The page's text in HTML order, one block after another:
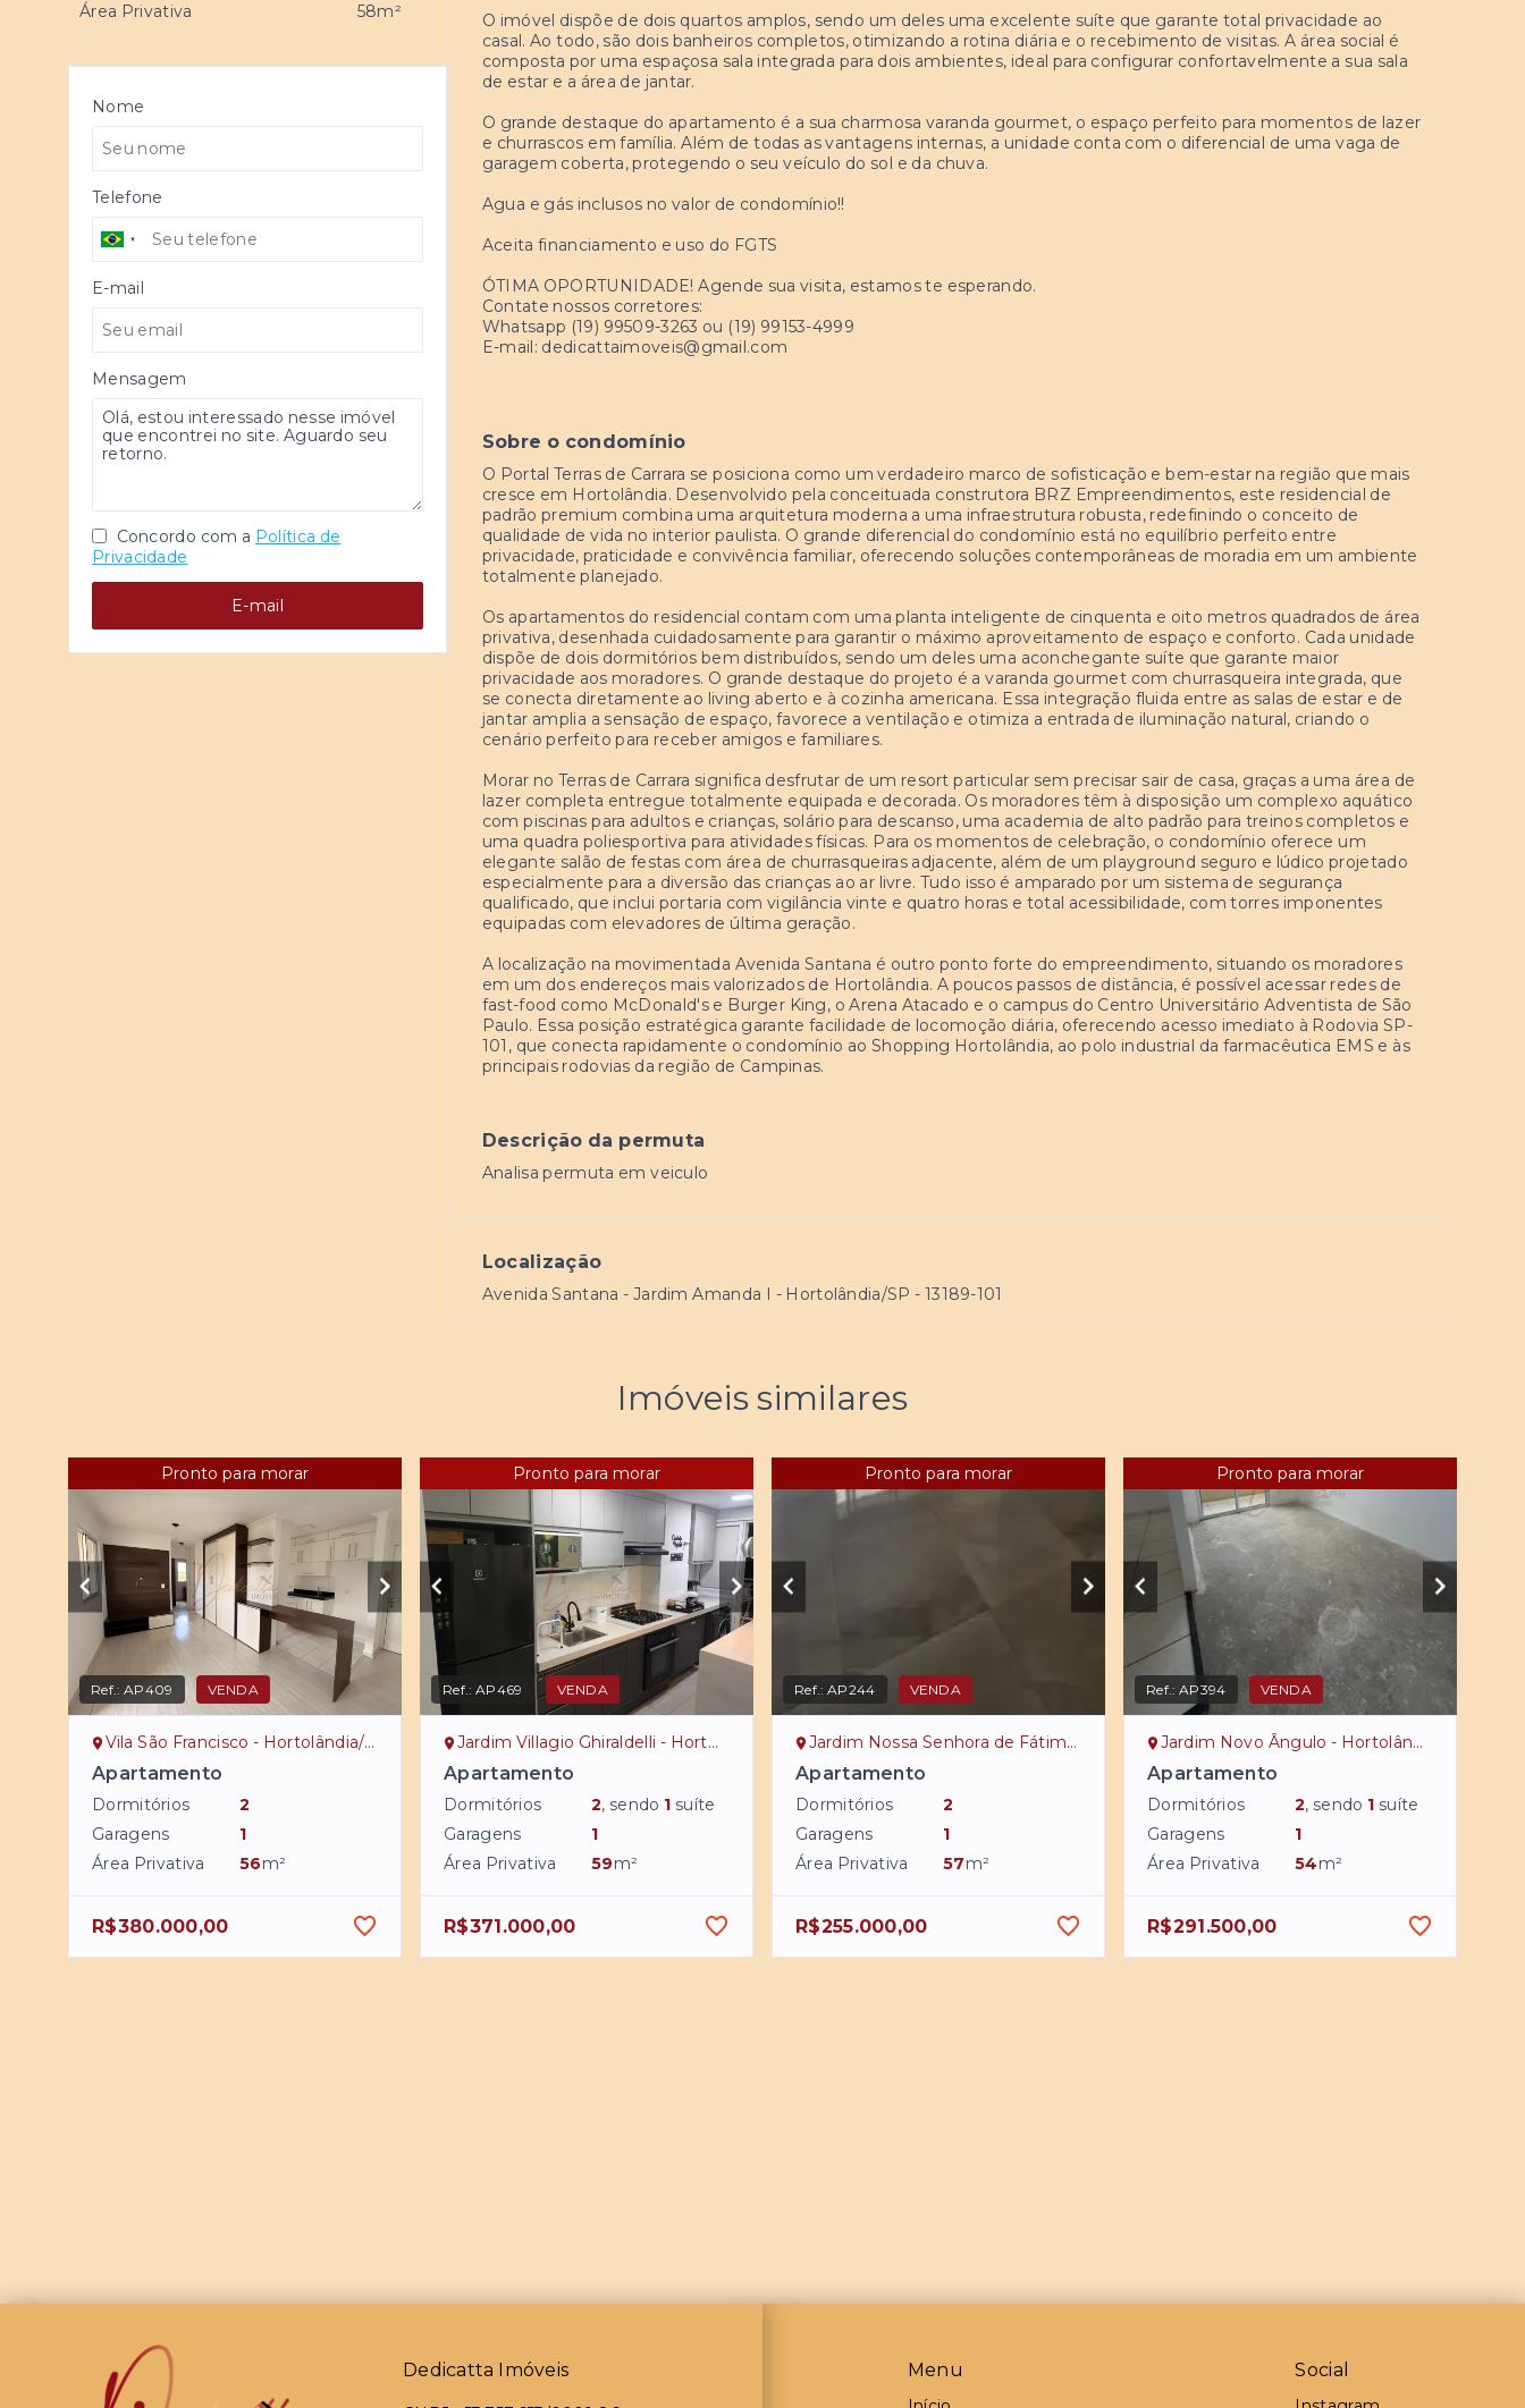
O imóvel dispõe de dois quartos amplos, sendo um deles uma excelente suíte que garante total privacidade ao
casal. Ao todo, são dois banheiros completos, otimizando a rotina diária e o recebimento de visitas. A área social é
composta por uma espaçosa sala integrada para dois ambientes, ideal para configurar confortavelmente a sua sala
de estar e a área de jantar.
O grande destaque do apartamento é a sua charmosa varanda gourmet, o espaço perfeito para momentos de lazer
e churrascos em família. Além de todas as vantagens internas, a unidade conta com o diferencial de uma vaga de
garagem coberta, protegendo o seu veículo do sol e da chuva.
Agua e gás inclusos no valor de condomínio!!
Aceita financiamento e uso do FGTS
ÓTIMA OPORTUNIDADE! Agende sua visita, estamos te esperando.
Contate nossos corretores:
Whatsapp (19) 99509-3263 ou (19) 99153-4999
E-mail: dedicattaimoveis@gmail.com
Sobre o condomínio
O Portal Terras de Carrara se posiciona como um verdadeiro marco de sofisticação e bem-estar na região que mais
cresce em Hortolândia. Desenvolvido pela conceituada construtora BRZ Empreendimentos, este residencial de
padrão premium combina uma arquitetura moderna a uma infraestrutura robusta, redefinindo o conceito de
qualidade de vida no interior paulista. O grande diferencial do condomínio está no equilíbrio perfeito entre
privacidade, praticidade e convivência familiar, oferecendo soluções contemporâneas de moradia em um ambiente
totalmente planejado.
Os apartamentos do residencial contam com uma planta inteligente de cinquenta e oito metros quadrados de área
privativa, desenhada cuidadosamente para garantir o máximo aproveitamento de espaço e conforto. Cada unidade
dispõe de dois dormitórios bem distribuídos, sendo um deles uma aconchegante suíte que garante maior
privacidade aos moradores. O grande destaque do projeto é a varanda gourmet com churrasqueira integrada, que
se conecta diretamente ao living aberto e à cozinha americana. Essa integração fluida entre as salas de estar e de
jantar amplia a sensação de espaço, favorece a ventilação e otimiza a entrada de iluminação natural, criando o
cenário perfeito para receber amigos e familiares.
Morar no Terras de Carrara significa desfrutar de um resort particular sem precisar sair de casa, graças a uma área de
lazer completa entregue totalmente equipada e decorada. Os moradores têm à disposição um complexo aquático
com piscinas para adultos e crianças, solário para descanso, uma academia de alto padrão para treinos completos e
uma quadra poliesportiva para atividades físicas. Para os momentos de celebração, o condomínio oferece um
elegante salão de festas com área de churrasqueiras adjacente, além de um playground seguro e lúdico projetado
especialmente para a diversão das crianças ao ar livre. Tudo isso é amparado por um sistema de segurança
qualificado, que inclui portaria com vigilância vinte e quatro horas e total acessibilidade, com torres imponentes
equipadas com elevadores de última geração.
A localização na movimentada Avenida Santana é outro ponto forte do empreendimento, situando os moradores
em um dos endereços mais valorizados de Hortolândia. A poucos passos de distância, é possível acessar redes de
fast-food como McDonald's e Burger King, o Arena Atacado e o campus do Centro Universitário Adventista de São
Paulo. Essa posição estratégica garante facilidade de locomoção diária, oferecendo acesso imediato à Rodovia SP-
101, que conecta rapidamente o condomínio ao Shopping Hortolândia, ao polo industrial da farmacêutica EMS e às
principais rodovias da região de Campinas.
Descrição da permuta
Analisa permuta em veiculo
Localização
Avenida Santana - Jardim Amanda I - Hortolândia/SP - 13189-101
Área Privativa
58m²
Nome
Telefone
E-mail
Mensagem
Concordo com a Política de
Privacidade
E-mail
Imóveis similares
Pronto para morar
Ref.:AP409 VENDA
Vila São Francisco - Hortolândia/SP
Apartamento
Dormitórios
2
Garagens
1
Área Privativa
56m²
R$380.000,00
Pronto para morar
Ref.:AP469 VENDA
Jardim Villagio Ghiraldelli - Hortolândia/SP
Apartamento
Dormitórios 2, sendo 1 suíte
Garagens
1
Área Privativa
59m²
R$371.000,00
Pronto para morar
Ref.:AP244 VENDA
Jardim Nossa Senhora de Fátima - Hortolândia/SP
Apartamento
Dormitórios
2
Garagens
1
Área Privativa
57m²
R$255.000,00
Pronto para morar
Ref.:AP394 VENDA
Jardim Novo Ângulo - Hortolândia/SP
Apartamento
Dormitórios 2, sendo 1 suíte
Garagens
1
Área Privativa
54m²
R$291.500,00
Menu Social
Dedicatta Imóveis